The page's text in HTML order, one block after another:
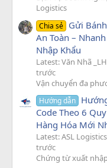
Logistics
Chia sẻ Gửi
An Toàn –
Nhập Khẩu
Latest: Văn Nhã
trước
Vận chuyển đa
Hướng dẫn
Code Theo 6
Hàng Hóa Mới
Latest: ASL
trước
Chứng từ xuất